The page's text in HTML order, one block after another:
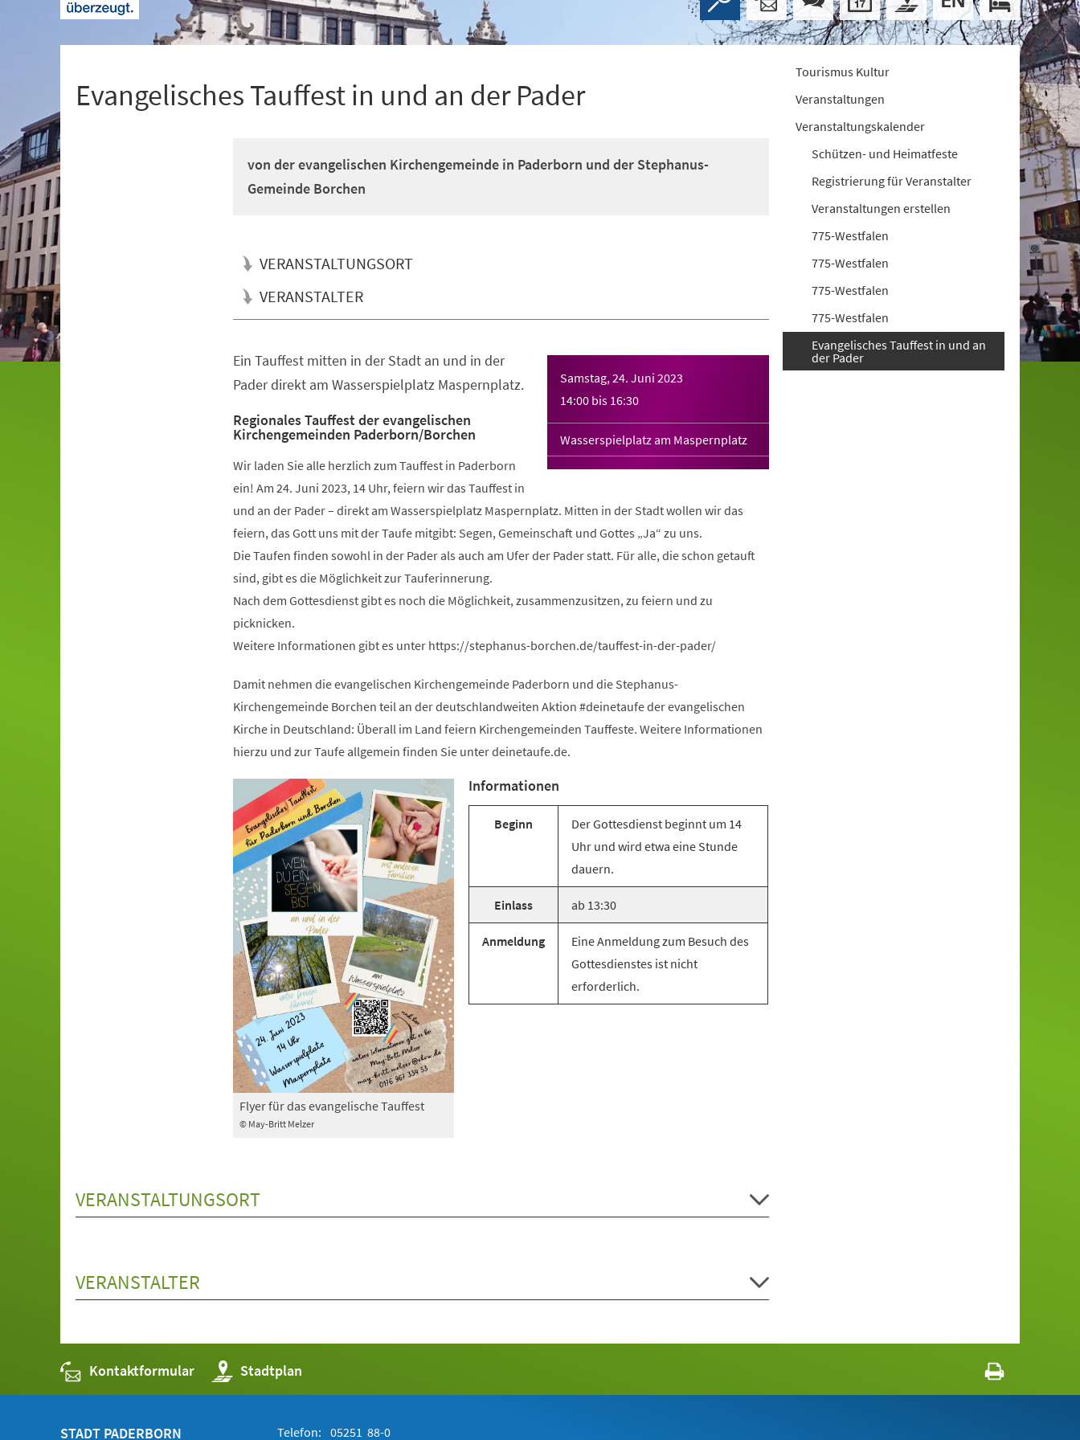
Evangelisches Tauffest in und an der Pader
von der evangelischen Kirchengemeinde in Paderborn und der Stephanus-
Gemeinde Borchen
VERANSTALTUNGSORT
VERANSTALTER
Samstag, 24. Juni 2023
14:00 bis 16:30
Wasserspielplatz am Maspernplatz
Ein Tauffest mitten in der Stadt an und in der
Pader direkt am Wasserspielplatz Maspernplatz.
Regionales Tauffest der evangelischen
Kirchengemeinden Paderborn/Borchen
Wir laden Sie alle herzlich zum Tauffest in Paderborn
ein! Am 24. Juni 2023, 14 Uhr, feiern wir das Tauffest in
und an der Pader – direkt am Wasserspielplatz Maspernplatz. Mitten in der Stadt wollen wir das
feiern, das Gott uns mit der Taufe mitgibt: Segen, Gemeinschaft und Gottes „Ja“ zu uns.
Die Taufen finden sowohl in der Pader als auch am Ufer der Pader statt. Für alle, die schon getauft
sind, gibt es die Möglichkeit zur Tauferinnerung.
Nach dem Gottesdienst gibt es noch die Möglichkeit, zusammenzusitzen, zu feiern und zu
picknicken.
Weitere Informationen gibt es unter https://stephanus-borchen.de/tauffest-in-der-pader/
Damit nehmen die evangelischen Kirchengemeinde Paderborn und die Stephanus-
Kirchengemeinde Borchen teil an der deutschlandweiten Aktion #deinetaufe der evangelischen
Kirche in Deutschland: Überall im Land feiern Kirchengemeinden Tauffeste. Weitere Informationen
hierzu und zur Taufe allgemein finden Sie unter deinetaufe.de.
© May-Britt Melzer
Flyer für das evangelische Tauffest
Informationen
Beginn
Der Gottesdienst beginnt um 14
Uhr und wird etwa eine Stunde
dauern.
Einlass ab 13:30
Anmeldung
Eine Anmeldung zum Besuch des
Gottesdienstes ist nicht
erforderlich.
VERANSTALTUNGSORT
VERANSTALTER
Tourismus Kultur
Veranstaltungen
Veranstaltungskalender
Schützen- und Heimatfeste
Registrierung für Veranstalter
Veranstaltungen erstellen
775-Westfalen
775-Westfalen
775-Westfalen
775-Westfalen
Evangelisches Tauffest in und an
der Pader
Kontaktformular Stadtplan
(Öffnet
in
einem
STADT PADERBORN Telefon: 05251 88-0